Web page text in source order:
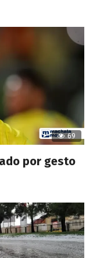
69
por gesto